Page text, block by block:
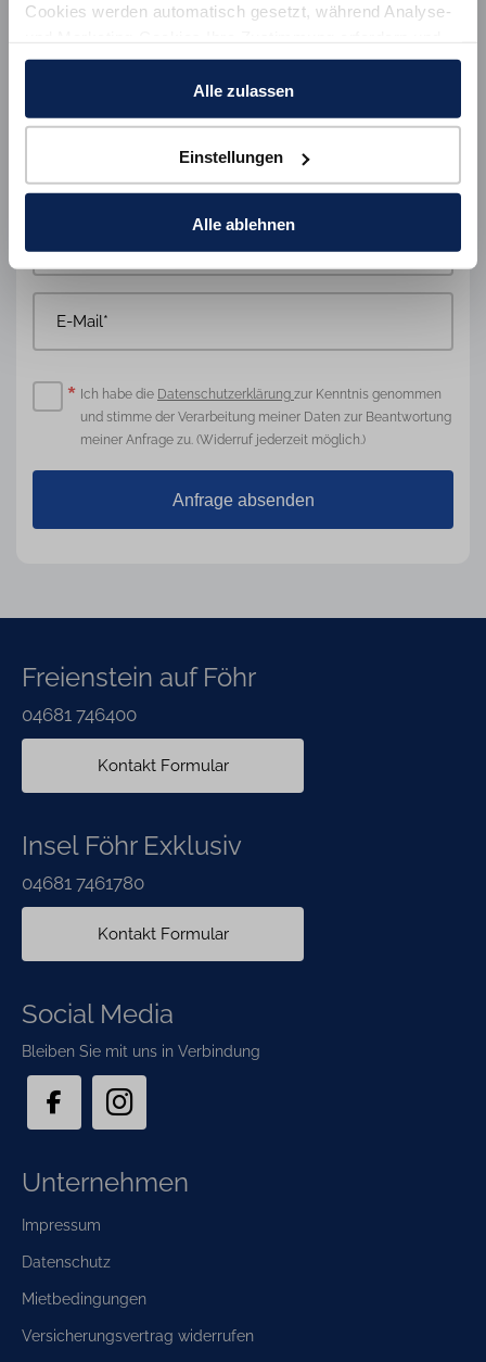
Cookies werden automatisch gesetzt, während Analyse-
auch außerhalb der EU/EWR, z.B. in den USA,
verarbeitet werden, wo Ihre Daten nicht mit den gleichen
Datenschutzstandards geschützt sind wie in der EU.
Ihre Einwilligung erteilen Sie mit "Alle zulassen" oder
beschränken auf notwendige Cookies mit "Alle ablehnen".
Weitere Informationen und Details zu unseren Partnern
finden Sie in unsereren
demImpressum.
Alle zulassen
Einstellungen
Alle ablehnen
PflichtfeldIch habe die Datenschutzerklärung zur Kenntnis genommen
und stimme der Verarbeitung meiner Daten zur Beantwortung
meiner Anfrage zu. (Widerruf jederzeit möglich.)
*
Anfrage absenden
Freienstein auf Föhr
04681 746400
Kontakt Formular
Insel Föhr Exklusiv
04681 7461780
Kontakt Formular
Social Media
Bleiben Sie mit uns in Verbindung
Unternehmen
überspringen
Impressum
Datenschutz
Mietbedingungen
Versicherungsvertrag widerrufen